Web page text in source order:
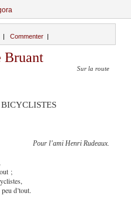
Commenter
Bruant
Sur la route
Pour l’ami Henri Rudeaux.
;
d’tout.